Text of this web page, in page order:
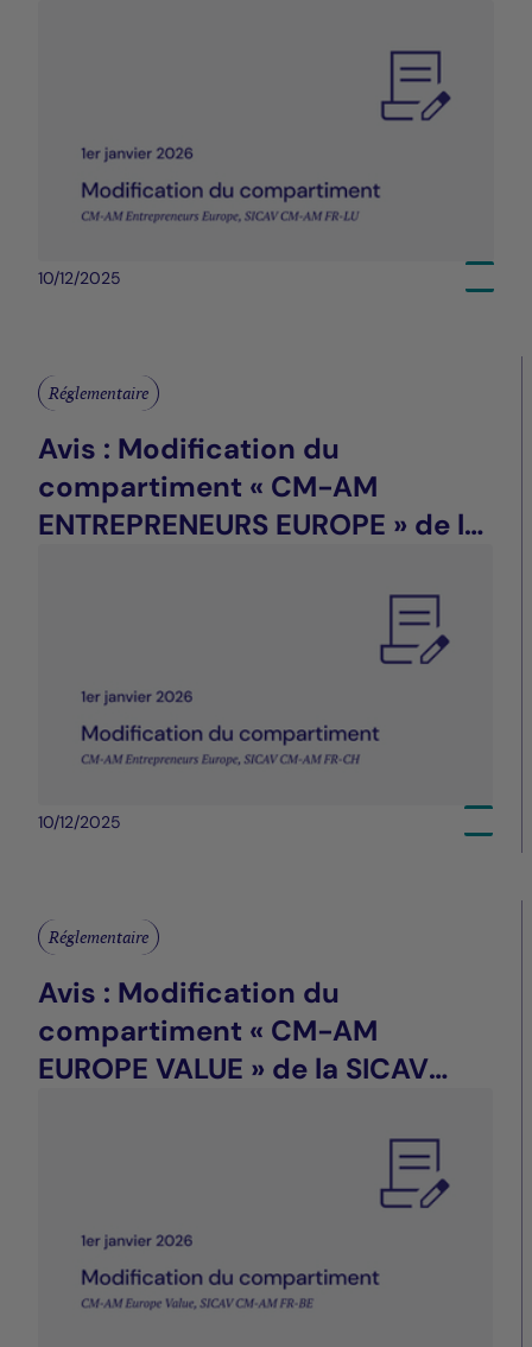
10/12/2025
Réglementaire
Avis : Modification du
compartiment « CM-AM
ENTREPRENEURS EUROPE » de la
10/12/2025
Réglementaire
Avis : Modification du
compartiment « CM-AM
EUROPE VALUE » de la SICAV